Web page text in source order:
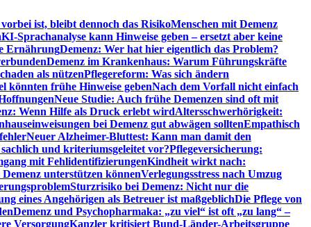
ist, bleibt dennoch das RisikoMenschen mit Demenz
KI-Sprachanalyse kann Hinweise geben – ersetzt aber keine
ErnährungDemenz: Wer hat hier eigentlich das Problem?
Demenz im Krankenhaus: Warum Führungskräfte
als nützenPflegereform: Was sich ändern
könnten frühe Hinweise gebenNach dem Vorfall nicht einfach
Neue Studie: Auch frühe Demenzen sind oft mit
Wenn Hilfe als Druck erlebt wirdAltersschwerhörigkeit:
bei Demenz gut abwägen solltenEmpathisch
Neuer Alzheimer-Bluttest: Kann man damit den
und kriteriumsgeleitet vor?Pflegeversicherung:
mit FehlidentifizierungenKindheit wirkt nach:
unterstützen könnenVerlegungsstress nach Umzug
Sturzrisiko bei Demenz: Nicht nur die
eines Angehörigen als Betreuer ist maßgeblichDie Pflege von
Demenz und Psychopharmaka: „zu viel“ ist oft „zu lang“ –
VersorgungKanzler kritisiert Bund-Länder-Arbeitsgruppe